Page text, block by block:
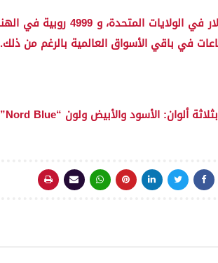
في باقي الأسواق العالمية بالرغم من ذلك.